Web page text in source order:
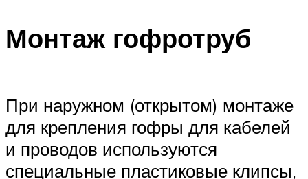
Монтаж гофротруб
При наружном (открытом) монтаже
для крепления гофры для кабелей
и проводов используются
специальные пластиковые клипсы,